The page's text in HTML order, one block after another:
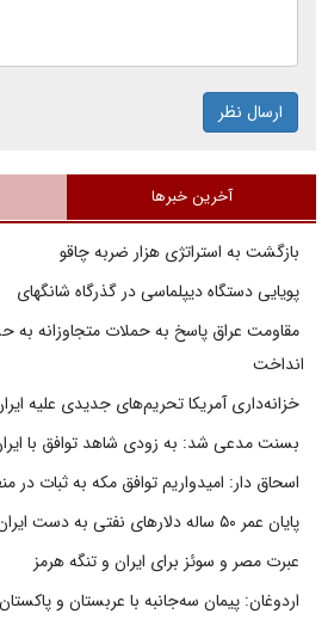
ارسال نظر
آخرین خبرها
بازگشت به استراتژی هزار ضربه چاقو
پویایی دستگاه دیپلماسی در گذرگاه شانگهای
مقاومت عراق پاسخ به حملات متجاوزانه به
انداخت
خزانه‌داری آمریکا تحریم‌های جدیدی علیه
بسنت مدعی شد: به زودی شاهد توافق با
اسحاق دار: امیدواریم توافق مکه به ثبات در
پایان عمر ۵۰ ساله دلارهای نفتی به دست ایران
عبرت مصر و سوئز برای ایران و تنگه هرمز
اردوغان: پیمان سه‌جانبه با عربستان و